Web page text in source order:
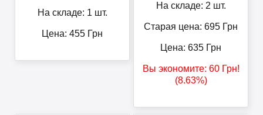
На складе: 1 шт.
Цена: 455 Грн
На складе: 2 шт.
Старая цена: 695 Грн
Цена: 635 Грн
Вы экономите: 60Грн!
(8.63%)